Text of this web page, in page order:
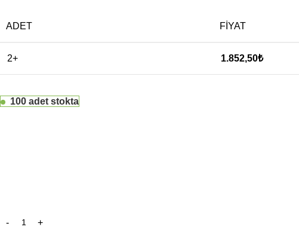
ADET FIYAT
2+ 1.852,50₺
100 adet stokta